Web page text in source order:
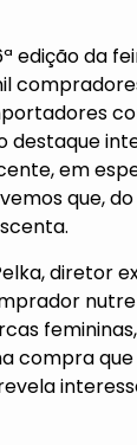
edição da
destaque
em
que,
diretor
compra